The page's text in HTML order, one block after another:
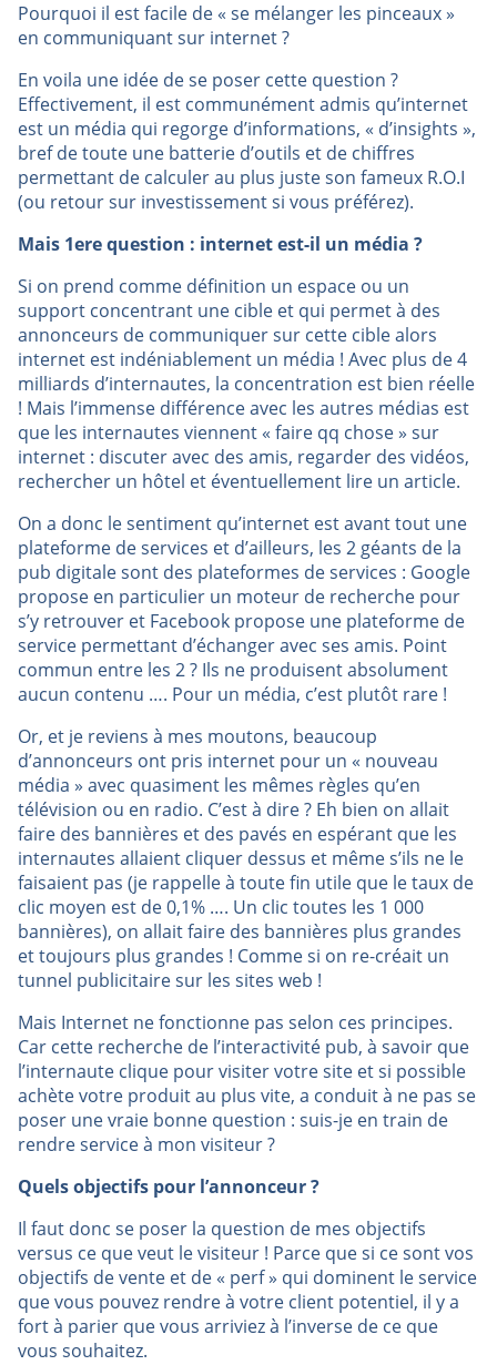
Pourquoi il est facile de « se mélanger les pinceaux »
en communiquant sur internet ?
En voila une idée de se poser cette question ?
Effectivement, il est communément admis qu’internet
est un média qui regorge d’informations, « d’insights »,
bref de toute une batterie d’outils et de chiffres
permettant de calculer au plus juste son fameux R.O.I
(ou retour sur investissement si vous préférez).
Mais 1ere question : internet est-il un média ?
Si on prend comme définition un espace ou un
support concentrant une cible et qui permet à des
annonceurs de communiquer sur cette cible alors
internet est indéniablement un média ! Avec plus de 4
milliards d’internautes, la concentration est bien réelle
! Mais l’immense différence avec les autres médias est
que les internautes viennent « faire qq chose » sur
internet : discuter avec des amis, regarder des vidéos,
rechercher un hôtel et éventuellement lire un article.
On a donc le sentiment qu’internet est avant tout une
plateforme de services et d’ailleurs, les 2 géants de la
pub digitale sont des plateformes de services : Google
propose en particulier un moteur de recherche pour
s’y retrouver et Facebook propose une plateforme de
service permettant d’échanger avec ses amis. Point
commun entre les 2 ? Ils ne produisent absolument
aucun contenu …. Pour un média, c’est plutôt rare !
Or, et je reviens à mes moutons, beaucoup
d’annonceurs ont pris internet pour un « nouveau
média » avec quasiment les mêmes règles qu’en
télévision ou en radio. C’est à dire ? Eh bien on allait
faire des bannières et des pavés en espérant que les
internautes allaient cliquer dessus et même s’ils ne le
faisaient pas (je rappelle à toute fin utile que le taux de
clic moyen est de 0,1% …. Un clic toutes les 1 000
bannières), on allait faire des bannières plus grandes
et toujours plus grandes ! Comme si on re-créait un
tunnel publicitaire sur les sites web !
Mais Internet ne fonctionne pas selon ces principes.
Car cette recherche de l’interactivité pub, à savoir que
l’internaute clique pour visiter votre site et si possible
achète votre produit au plus vite, a conduit à ne pas se
poser une vraie bonne question : suis-je en train de
rendre service à mon visiteur ?
Quels objectifs pour l’annonceur ?
Il faut donc se poser la question de mes objectifs
versus ce que veut le visiteur ! Parce que si ce sont vos
objectifs de vente et de « perf » qui dominent le service
que vous pouvez rendre à votre client potentiel, il y a
fort à parier que vous arriviez à l’inverse de ce que
vous souhaitez.